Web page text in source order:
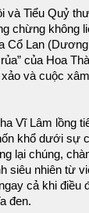
và Tiểu Quỷ
chừng không
Cổ Lan
của Hoa
và cuộc
Vĩ Lâm lồng
khổ dưới sự
lại chúng,
siêu nhiên từ
cả khi điều
đen.